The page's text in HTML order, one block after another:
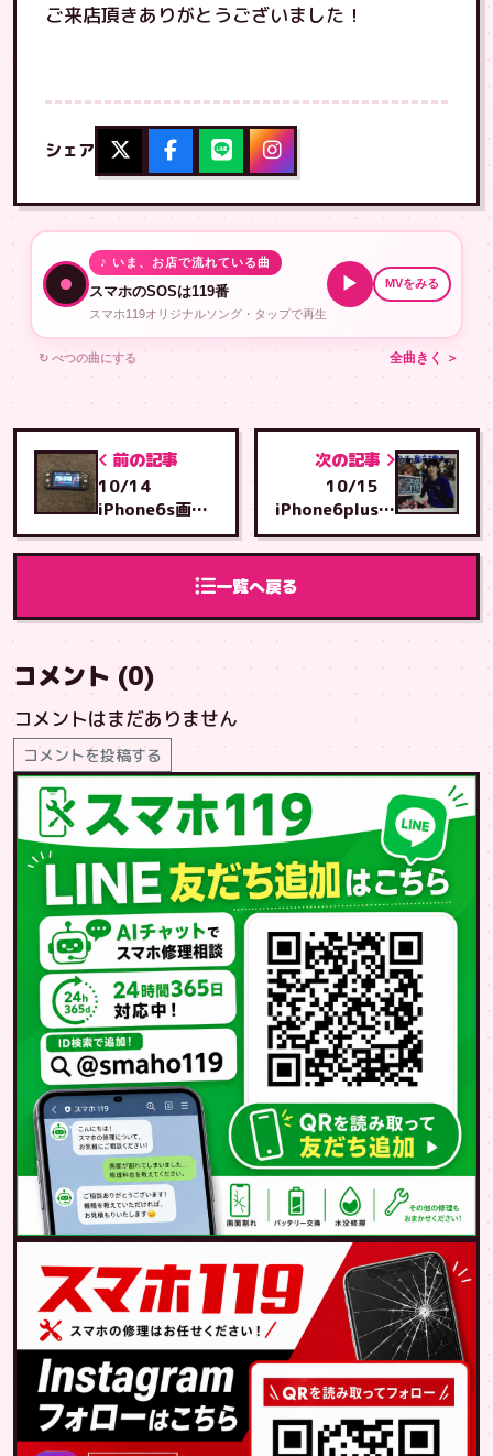
ご来店頂きありがとうございました！
シェア
♪ いま、お店で流れている曲
スマホのSOSは119番
スマホ119オリジナルソング・タップで再生
▶ MVをみる
↻ べつの曲にする 全曲きく ＞
前の記事
10/14
iPhone6s画面
修理・安謝店よ
り
一覧へ戻る
次の記事
10/15
iPhone6plus画
面修理・石川店
より
コメント (0)
コメントはまだありません
コメントを投稿する